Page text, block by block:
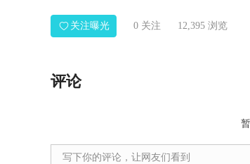
关注曝光 0 关注 12,395 浏览
评论